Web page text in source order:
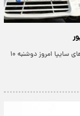
قیمت متوسط بازار آزاد و قیمت نمایندگی خودرو‌های سایپا امروز دوشنبه ۱۰